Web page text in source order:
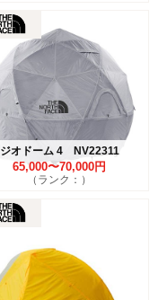
ジオドーム 4 NV22311
65,000〜70,000円
（ランク：）